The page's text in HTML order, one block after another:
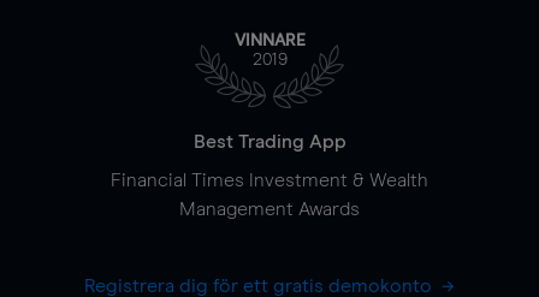
VINNARE
2019
Best Trading App
Financial Times Investment & Wealth
Management Awards
Registrera dig för ett gratis demokonto